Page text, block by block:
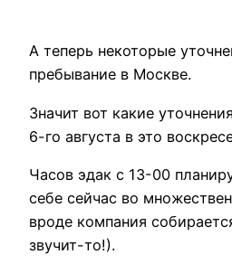
А теперь некоторые
пребывание в Москве.
Значит вот какие
6-го августа в это
Часов эдак с 13-00
себе сейчас во
вроде компания
звучит-то!).